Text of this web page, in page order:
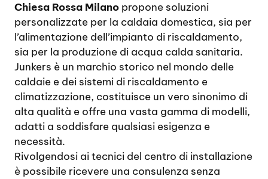
Chiesa Rossa Milano propone soluzioni
personalizzate per la caldaia domestica, sia per
l’alimentazione dell’impianto di riscaldamento,
sia per la produzione di acqua calda sanitaria.
Junkers è un marchio storico nel mondo delle
caldaie e dei sistemi di riscaldamento e
climatizzazione, costituisce un vero sinonimo di
alta qualità e offre una vasta gamma di modelli,
adatti a soddisfare qualsiasi esigenza e
necessità.
Rivolgendosi ai tecnici del centro di installazione
è possibile ricevere una consulenza senza